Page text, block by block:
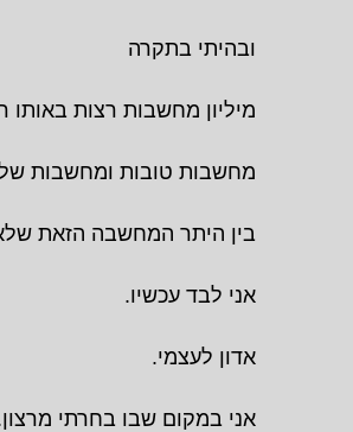
ובהיתי בתקרה
מיליון מחשבות רצות באותו
מחשבות טובות ומחשבות
בין היתר המחשבה הזאת
אני לבד עכשיו.
אדון לעצמי.
אני במקום שבו בחרתי